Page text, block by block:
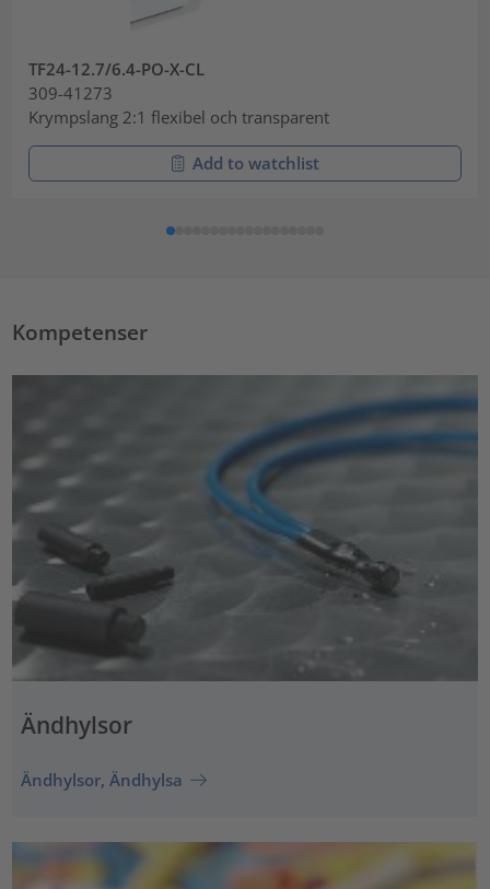
TF24-12.7/6.4-PO-X-CL
309-41273
Krympslang 2:1 flexibel och transparent
Add to watchlist
Kompetenser
Ändhylsor
Ändhylsor, Ändhylsa